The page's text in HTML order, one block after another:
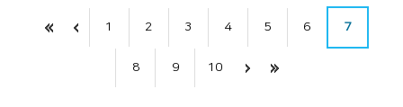
1 2 3 4 5 6 7
8 9 10